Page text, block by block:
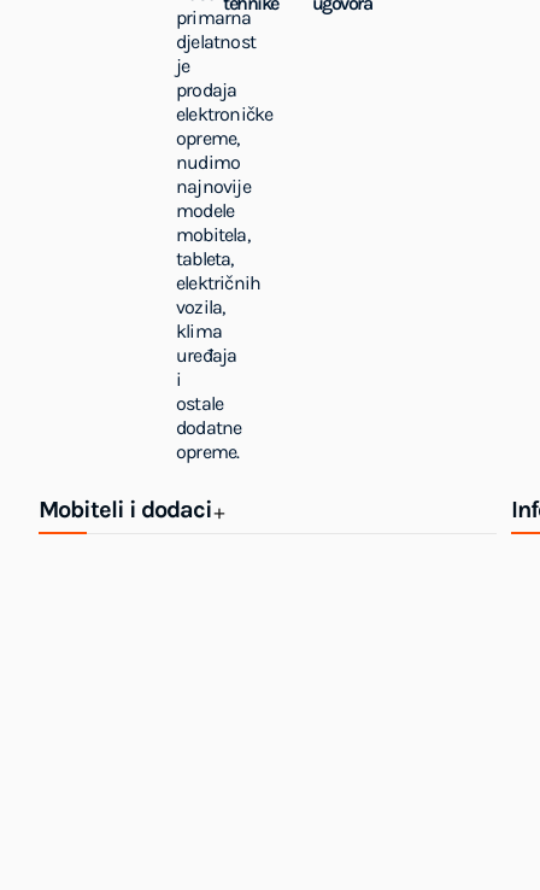
primarna
djelatnost
je
prodaja
elektroničke
opreme,
nudimo
najnovije
modele
mobitela,
tableta,
električnih
vozila,
klima
uređaja
i
ostale
dodatne
opreme.
Mobiteli i dodaci+